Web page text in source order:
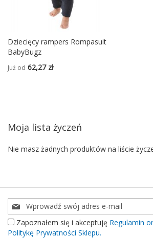
Dziecięcy rampers Rompasuit
BabyBugz
Już od 62,27 zł
Moja lista życzeń
Nie masz żadnych produktów na liście
Subskrybuj
nasz
newsletter:
Zapoznałem się i akceptuję Regulamin
Politykę Prywatności Sklepu.